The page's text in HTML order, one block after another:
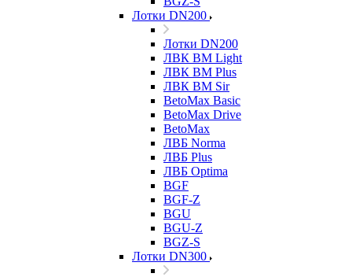
Лотки DN200
Лотки DN200
ЛВК ВМ Light
ЛВК ВМ Plus
ЛВК ВМ Sir
BetoMax Basic
BetoMax Drive
BetoMax
ЛВБ Norma
ЛВБ Plus
ЛВБ Optima
BGF
BGF-Z
BGU
BGU-Z
BGZ-S
Лотки DN300